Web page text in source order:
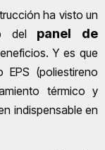
ha visto un
del panel de
Y es que
(poliestireno
térmico y
indispensable en